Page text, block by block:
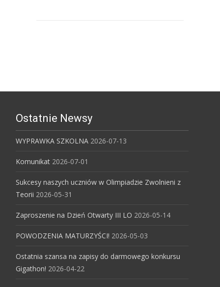
Ostatnie Newsy
WYPRAWKA SZKOLNA 2026-07-13
Komunikat 2026-07-01
Sukcesy naszych uczniów w Olimpiadzie Zwolnieni z
Teorii 2026-05-31
Zaproszenie na Dzień Otwarty III LO 2026-05-14
POWODZENIA MATURZYŚCI! 2026-05-03
Ostatnia szansa na zapisy do darmowego konkursu
Gigathon! 2026-04-22